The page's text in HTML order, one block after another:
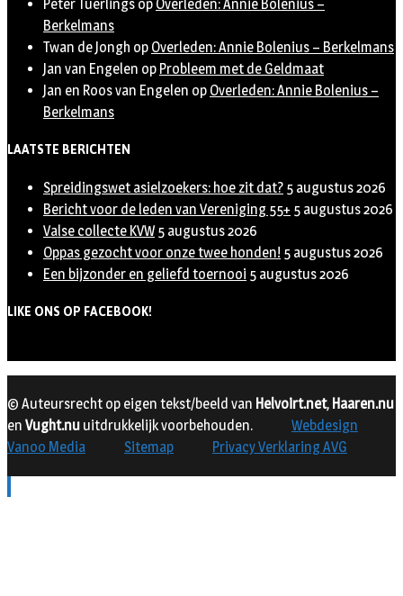
Peter Tuerlings op Overleden: Annie Bolenius –
Berkelmans
Twan de Jongh op Overleden: Annie Bolenius – Berkelmans
Jan van Engelen op Probleem met de Geldmaat
Jan en Roos van Engelen op Overleden: Annie Bolenius –
Berkelmans
LAATSTE BERICHTEN
Spreidingswet asielzoekers: hoe zit dat? 5 augustus 2026
Bericht voor de leden van Vereniging 55+ 5 augustus 2026
Valse collecte KVW 5 augustus 2026
Oppas gezocht voor onze twee honden! 5 augustus 2026
Een bijzonder en geliefd toernooi 5 augustus 2026
LIKE ONS OP FACEBOOK!
© Auteursrecht op eigen tekst/beeld van Helvoirt.net, Haaren.nu
en Vught.nu uitdrukkelijk voorbehouden.
Webdesign
Vanoo Media
Sitemap Privacy Verklaring AVG